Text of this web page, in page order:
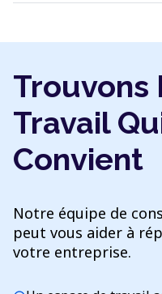
Trouvons
Travail
Convient
Notre équipe de
peut vous aider à
votre entreprise.